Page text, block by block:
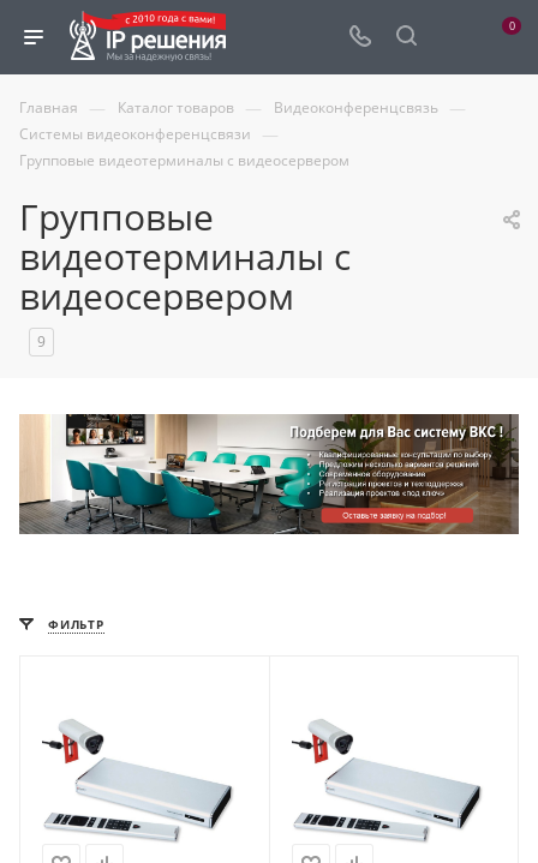
0
Главная — Каталог товаров — Видеоконференцсвязь —
Системы видеоконференцсвязи —
Групповые видеотерминалы с видеосервером
Групповые
видеотерминалы с
видеосервером
9
ФИЛЬТР